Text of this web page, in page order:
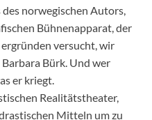
norwegischen Autors,
Bühnenapparat, der
versucht, wir
Bürk. Und wer
er kriegt.
Realitätstheater,
Mitteln um zu